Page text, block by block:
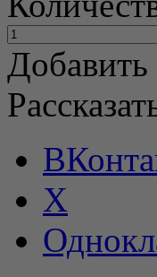
Добавить
X